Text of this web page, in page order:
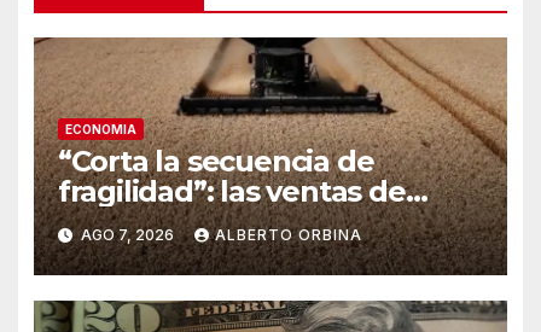
ECONOMIA
“Corta la secuencia de
fragilidad”: las ventas de
maquinaria agrícola saltaron
un 45% mensual en julio, con
las cosechadoras liderando el
rebote
AGO 7, 2026 ALBERTO ORBINA